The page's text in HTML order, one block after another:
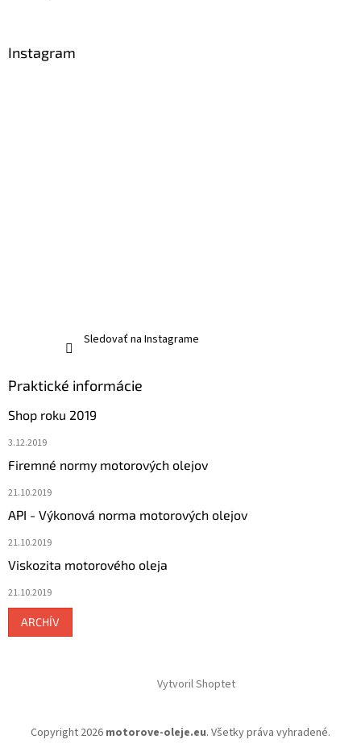
Instagram
Sledovať na Instagrame
Praktické informácie
Shop roku 2019
3.12.2019
Firemné normy motorových olejov
21.10.2019
API - Výkonová norma motorových olejov
21.10.2019
Viskozita motorového oleja
21.10.2019
ARCHÍV
Vytvoril Shoptet
Copyright 2026 motorove-oleje.eu. Všetky práva vyhradené.